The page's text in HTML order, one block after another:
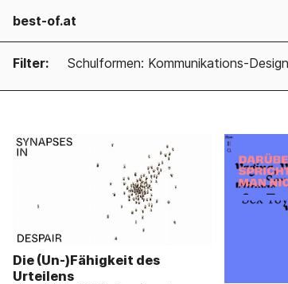
best-of.at
Filter: Schulformen: Kommunikations-Design
Die (Un-)Fähigkeit des
Urteilens